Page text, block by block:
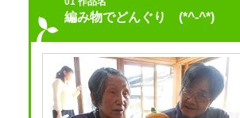
編み物でどんぐり (*^-^*)